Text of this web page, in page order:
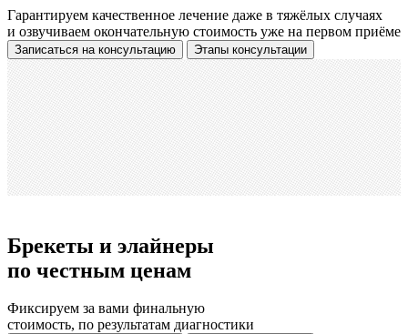
Гарантируем качественное лечение даже в тяжёлых случаях
и озвучиваем окончательную стоимость уже на первом приёме
Записаться на консультацию Этапы консультации
Брекеты и элайнеры
по честным ценам
Фиксируем за вами финальную
стоимость, по результатам диагностики